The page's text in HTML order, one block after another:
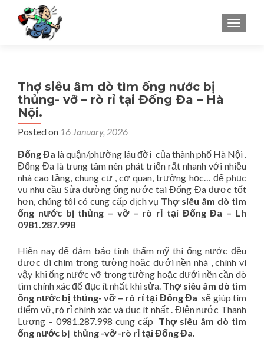
Thợ siêu âm dò tìm ống nước bị
thủng- vỡ – rò rỉ tại Đống Đa – Hà
Nội.
Posted on 16 January, 2026
Đống Đa là quận/phường lâu đời của thành phố Hà Nội .
Đống Đa là trung tâm nên phát triển rất nhanh với nhiều
nhà cao tầng, chung cư , cơ quan, trường học… để phục
vụ nhu cầu Sửa đường ống nước tại Đống Đa được tốt
hơn, chúng tôi có cung cấp dịch vụ Thợ siêu âm dò tìm
ống nước bị thủng – vỡ – rò rỉ tại Đống Đa – Lh
0981.287.998
Hiện nay để đảm bảo tính thẩm mỹ thì ống nước đều
được đi chìm trong tường hoặc dưới nền nhà , chính vì
vậy khi ống nước vỡ trong tường hoặc dưới nền cần dò
tìm chính xác để đục ít nhất khi sửa. Thợ siêu âm dò tìm
ống nước bị thủng- vỡ – rò rỉ tại Đống Đa sẽ giúp tìm
điểm vỡ, rò rỉ chính xác và đục ít nhất . Điện nước Thanh
Lương – 0981.287.998 cung cấp Thợ siêu âm dò tìm
ống nước bị thủng -vỡ -rò rỉ tại Đống Đa.